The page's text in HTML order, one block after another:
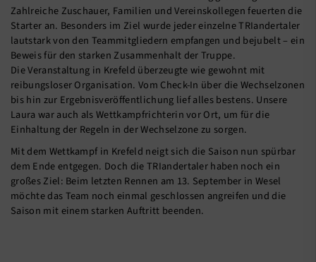
Zahlreiche Zuschauer, Familien und Vereinskollegen feuerten die
Starter an. Besonders im Ziel wurde jeder einzelne TRIandertaler
lautstark von den Teammitgliedern empfangen und bejubelt – ein
Beweis für den starken Zusammenhalt der Truppe.
Die Veranstaltung in Krefeld überzeugte wie gewohnt mit
reibungsloser Organisation. Vom Check-In über die Wechselzonen
bis hin zur Ergebnisveröffentlichung lief alles bestens. Unsere
Laura war auch als Wettkampfrichterin vor Ort, um für die
Einhaltung der Regeln in der Wechselzone zu sorgen.
Mit dem Wettkampf in Krefeld neigt sich die Saison nun spürbar
dem Ende entgegen. Doch die TRIandertaler haben noch ein
großes Ziel: Beim letzten Rennen am 13. September in Wesel
möchte das Team noch einmal geschlossen angreifen und die
Saison mit einem starken Auftritt beenden.